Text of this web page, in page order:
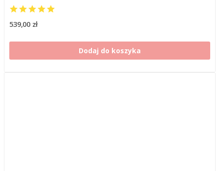
539,00 zł
Dodaj do koszyka